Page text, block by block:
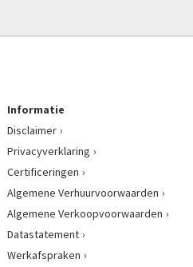
Informatie
Disclaimer
Privacyverklaring
Certificeringen
Algemene Verhuurvoorwaarden
Algemene Verkoopvoorwaarden
Datastatement
Werkafspraken